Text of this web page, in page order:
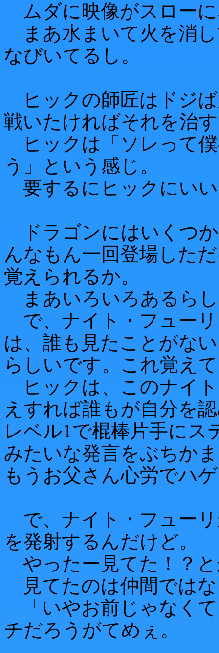
ムダに映像がスロー
まあ水まいて火を消
なびいてるし。
ヒックの師匠はドジ
戦いたければそれを治
ヒックは「ソレって
う」という感じ。
要するにヒックにい
ドラゴンにはいくつ
んなもん一回登場した
覚えられるか。
まあいろいろあるら
で、ナイト・フュー
は、誰も見たことがな
らしいです。これ覚え
ヒックは、このナイ
えすれば誰もが自分を
レベル1で棍棒片手にス
みたいな発言をぶちか
もうお父さん心労でハ
で、ナイト・フュー
を発射するんだけど。
やったー見てた！？
見てたのは仲間では
「いやお前じゃなく
チだろうがてめぇ。